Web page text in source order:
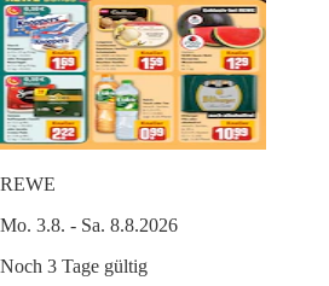
REWE
Mo. 3.8. - Sa. 8.8.2026
Noch 3 Tage gültig